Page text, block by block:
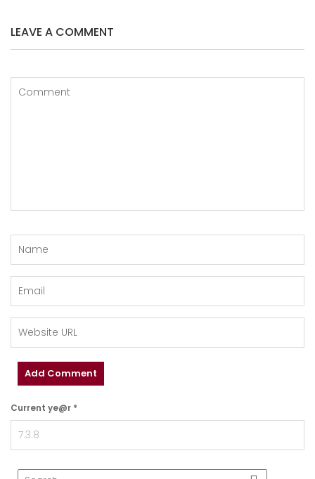
LEAVE A COMMENT
Current ye@r *